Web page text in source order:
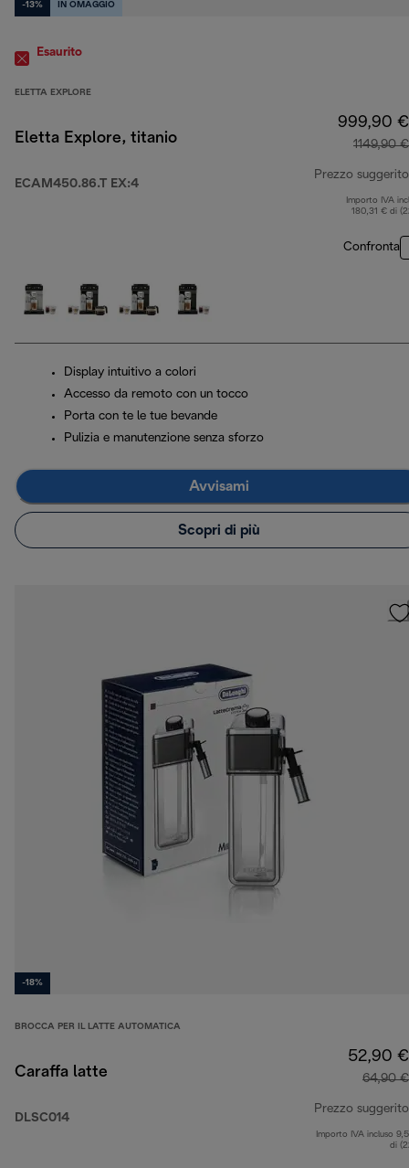
-13% IN OMAGGIO
Esaurito
ELETTA EXPLORE
Eletta Explore, titanio
ECAM450.86.T EX:4
999,90 €
1149,90 €
Prezzo suggerito
Importo IVA
180,31 € di
Confronta
Display intuitivo a colori
Accesso da remoto con un tocco
Porta con te le tue bevande
Pulizia e manutenzione senza sforzo
Avvisami
Scopri di più
-18%
BROCCA PER IL LATTE AUTOMATICA
Caraffa latte
DLSC014
52,90 €
64,90 €
Prezzo suggerito
Importo IVA incluso
di